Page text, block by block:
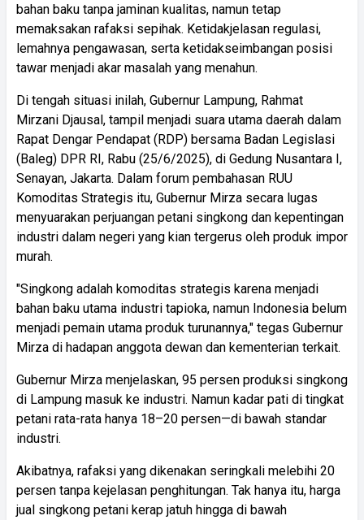
bahan baku tanpa jaminan kualitas, namun tetap
memaksakan rafaksi sepihak. Ketidakjelasan regulasi,
lemahnya pengawasan, serta ketidakseimbangan posisi
tawar menjadi akar masalah yang menahun.
Di tengah situasi inilah, Gubernur Lampung, Rahmat
Mirzani Djausal, tampil menjadi suara utama daerah dalam
Rapat Dengar Pendapat (RDP) bersama Badan Legislasi
(Baleg) DPR RI, Rabu (25/6/2025), di Gedung Nusantara I,
Senayan, Jakarta. Dalam forum pembahasan RUU
Komoditas Strategis itu, Gubernur Mirza secara lugas
menyuarakan perjuangan petani singkong dan kepentingan
industri dalam negeri yang kian tergerus oleh produk impor
murah.
"Singkong adalah komoditas strategis karena menjadi
bahan baku utama industri tapioka, namun Indonesia belum
menjadi pemain utama produk turunannya," tegas Gubernur
Mirza di hadapan anggota dewan dan kementerian terkait.
Gubernur Mirza menjelaskan, 95 persen produksi singkong
di Lampung masuk ke industri. Namun kadar pati di tingkat
petani rata-rata hanya 18–20 persen—di bawah standar
industri.
Akibatnya, rafaksi yang dikenakan seringkali melebihi 20
persen tanpa kejelasan penghitungan. Tak hanya itu, harga
jual singkong petani kerap jatuh hingga di bawah